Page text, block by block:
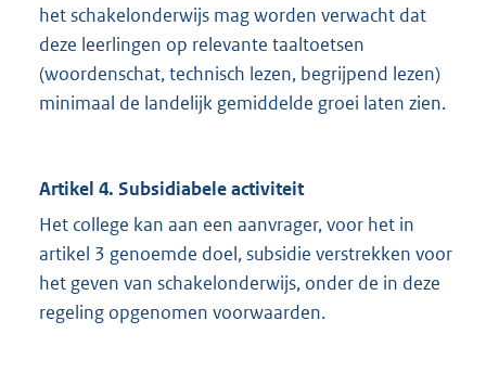
het schakelonderwijs mag worden verwacht dat
deze leerlingen op relevante taaltoetsen
(woordenschat, technisch lezen, begrijpend lezen)
minimaal de landelijk gemiddelde groei laten zien.
Artikel 4. Subsidiabele activiteit
Het college kan aan een aanvrager, voor het in
artikel 3 genoemde doel, subsidie verstrekken voor
het geven van schakelonderwijs, onder de in deze
regeling opgenomen voorwaarden.